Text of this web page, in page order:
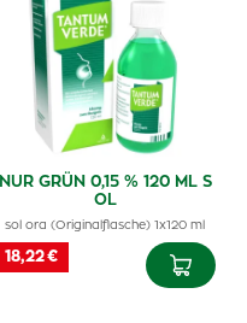
NUR GRÜN 0,15 % 120 ML S
OL
sol ora (Originalflasche) 1x120 ml
18,22 €